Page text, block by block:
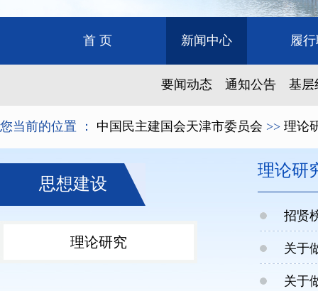
首 页 新闻中心 履
要闻动态 通知公告 基层
您当前的位置 ： 中国民主建国会天津市委员会 >> 理论
思想建设
理论研究
理论研
招贤
关于
关于